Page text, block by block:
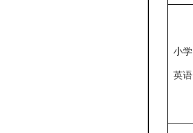
小学
英语